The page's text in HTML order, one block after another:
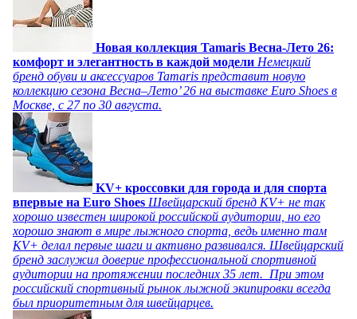
Новая коллекция Tamaris Весна-Лето 26:
комфорт и элегантность в каждой модели Немецкий
бренд обуви и аксессуаров Tamaris представит новую
коллекцию сезона Весна–Лето’ 26 на выставке Euro Shoes в
Москве, с 27 по 30 августа.
KV+ кроссовки для города и для спорта
впервые на Euro Shoes Швейцарский бренд KV+ не так
хорошо известен широкой российской аудитории, но его
хорошо знают в мире лыжного спорта, ведь именно там
KV+ делал первые шаги и активно развивался. Швейцарский
бренд заслужил доверие профессиональной спортивной
аудитории на протяжении последних 35 лет. При этом
российский спортивный рынок лыжной экипировки всегда
был приоритетным для швейцарцев.